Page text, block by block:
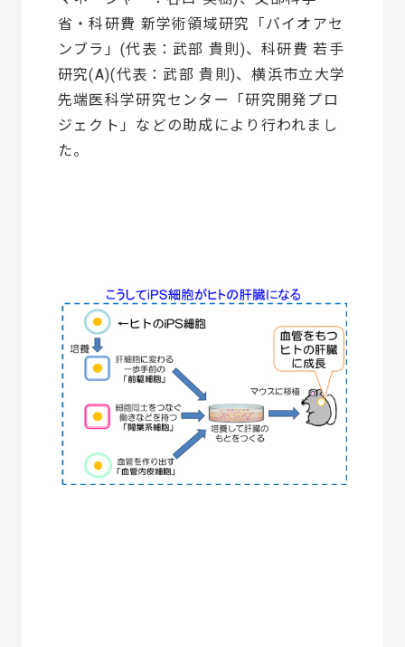
省・科研費 新学術領域研究「バイオアセ
ンブラ」(代表：武部 貴則)、科研費 若手
研究(A)(代表：武部 貴則)、横浜市立大学
先端医科学研究センター「研究開発プロ
ジェクト」などの助成により行われまし
た。